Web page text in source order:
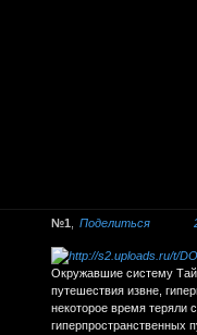
Поделиться
1
Окружавшие систему
путешествия извне,
некоторое время теряли
гиперпространственных